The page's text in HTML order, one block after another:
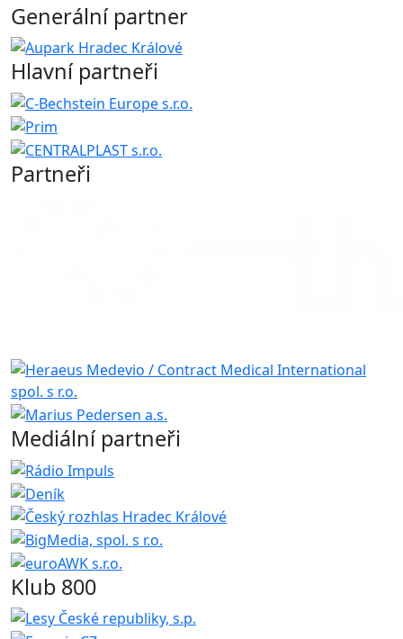
Generální partner
Hlavní partneři
Partneři
Mediální partneři
Klub 800